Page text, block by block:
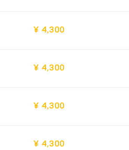
¥ 4,300
¥ 4,300
¥ 4,300
¥ 4,300